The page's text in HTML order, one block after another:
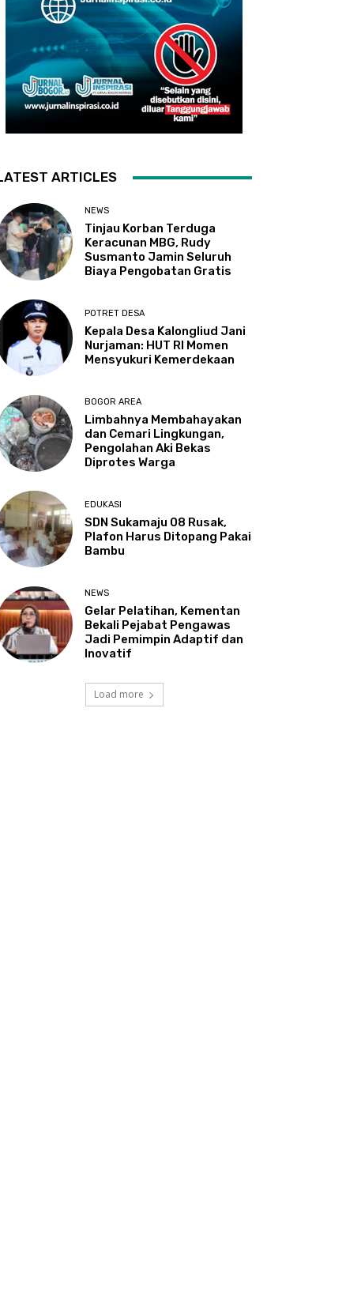
ARTICLES
NEWS
Tinjau Korban Terduga
Keracunan MBG, Rudy
Susmanto Jamin Seluruh
Biaya Pengobatan Gratis
POTRET DESA
Kepala Desa Kalongliud Jani
Nurjaman: HUT RI Momen
Mensyukuri Kemerdekaan
BOGOR AREA
Limbahnya Membahayakan
dan Cemari Lingkungan,
Pengolahan Aki Bekas
Diprotes Warga
EDUKASI
SDN Sukamaju 08 Rusak,
Plafon Harus Ditopang Pakai
Bambu
NEWS
Gelar Pelatihan, Kementan
Bekali Pejabat Pengawas
Jadi Pemimpin Adaptif dan
Inovatif
Load more